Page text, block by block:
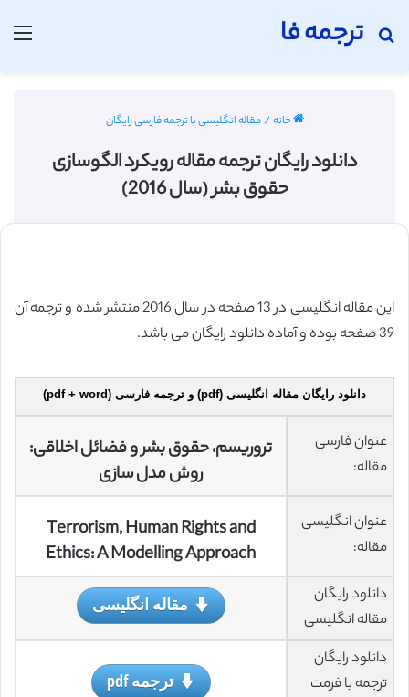
ترجمه فا
جستجو برای
خانه/مقاله انگلیسی با ترجمه فارسی رایگان
دانلود رایگان ترجمه مقاله رویکرد الگوسازی
حقوق بشر (سال 2016)
این مقاله انگلیسی در 13 صفحه در سال 2016 منتشر شده و ترجمه آن
39 صفحه بوده و آماده دانلود رایگان می باشد.
دانلود رایگان مقاله انگلیسی (pdf) و ترجمه فارسی (pdf + word)
عنوان فارسی
مقاله:
تروریسم، حقوق بشر و فضائل اخلاقی:
روش مدل سازی
عنوان انگلیسی
مقاله:
Terrorism, Human Rights and
Ethics: A Modelling Approach
دانلود رایگان
مقاله انگلیسی
مقاله انگلیسی
دانلود رایگان
ترجمه با فرمت
ترجمه pdf